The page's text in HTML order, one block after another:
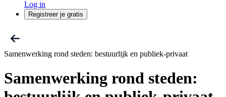
Log in
Registreer je gratis
Samenwerking rond steden: bestuurlijk en publiek-privaat
Samenwerking rond steden: